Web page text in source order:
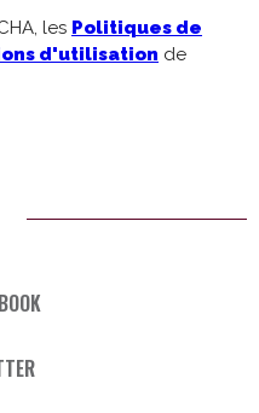
les Politiques de
d'utilisation de